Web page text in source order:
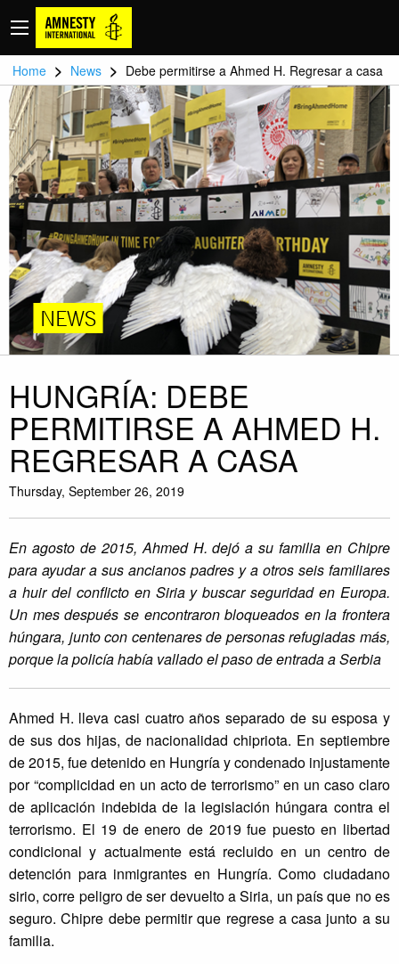
Home > News > Debe permitirse a Ahmed H. Regresar a casa
NEWS
HUNGRÍA: DEBE
PERMITIRSE A AHMED H.
REGRESAR A CASA
Thursday, September 26, 2019
En agosto de 2015, Ahmed H. dejó a su familia en Chipre
para ayudar a sus ancianos padres y a otros seis familiares
a huir del conflicto en Siria y buscar seguridad en Europa.
Un mes después se encontraron bloqueados en la frontera
húngara, junto con centenares de personas refugiadas más,
porque la policía había vallado el paso de entrada a Serbia
Ahmed H. lleva casi cuatro años separado de su esposa y
de sus dos hijas, de nacionalidad chipriota. En septiembre
de 2015, fue detenido en Hungría y condenado injustamente
por “complicidad en un acto de terrorismo” en un caso claro
de aplicación indebida de la legislación húngara contra el
terrorismo. El 19 de enero de 2019 fue puesto en libertad
condicional y actualmente está recluido en un centro de
detención para inmigrantes en Hungría. Como ciudadano
sirio, corre peligro de ser devuelto a Siria, un país que no es
seguro. Chipre debe permitir que regrese a casa junto a su
familia.